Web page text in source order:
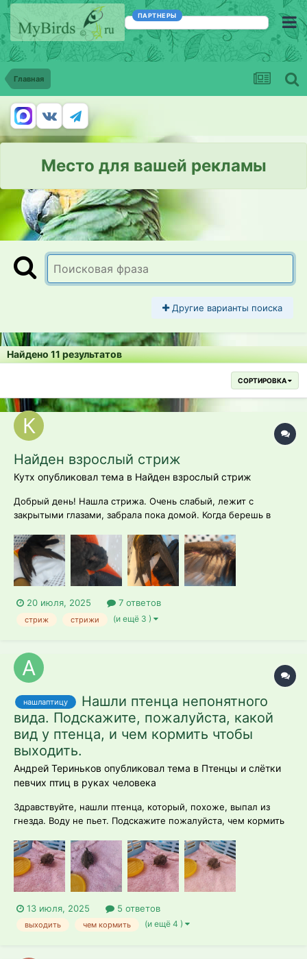
ПАРТНЕРЫ
Главная
Место для вашей рекламы
Другие варианты поиска
Найдено 11 результатов
СОРТИРОВКА
Найден взрослый стриж
Кутх опубликовал тема в Найден взрослый стриж
Добрый день! Нашла стрижа. Очень слабый, лежит с
закрытыми глазами, забрала пока домой. Когда берешь в
отдельно держит, левое под себя. Сидит как придется,
кренит немного вперёд. Так же дырка без перьев в районе
головы и вот такое как раз таки на...
20 июля, 2025 7 ответов
стриж стрижи (и ещё 3 )
нашлаптицу
Нашли птенца непонятного
вида. Подскажите, пожалуйста, какой
вид у птенца, и чем кормить чтобы
выходить.
Андрей Териньков опубликовал тема в Птенцы и слётки
певчих птиц в руках человека
Здравствуйте, нашли птенца, который, похоже, выпал из
гнезда. Воду не пьет. Подскажите пожалуйста, чем кормить
кто-то)?
13 июля, 2025 5 ответов
выходить чем кормить (и ещё 4 )